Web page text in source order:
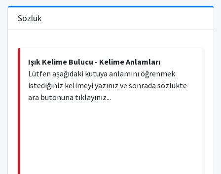
Sözlük
Işık Kelime Bulucu - Kelime Anlamları
Lütfen aşağıdaki kutuya anlamını öğrenmek
istediğiniz kelimeyi yazınız ve sonrada sözlükte
ara butonuna tıklayınız...